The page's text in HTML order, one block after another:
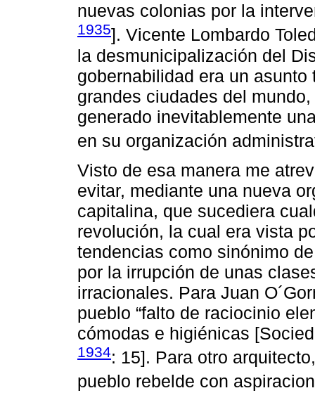
nuevas colonias por la
1935]. Vicente Lombardo
la desmunicipalización del
gobernabilidad era un
grandes ciudades del
generado inevitablemente
en su organización
Visto de esa manera me
evitar, mediante una nueva
capitalina, que sucediera
revolución, la cual era vista
tendencias como sinónimo
por la irrupción de unas
irracionales. Para Juan
pueblo “falto de raciocinio
cómodas e higiénicas
1934: 15]. Para otro
pueblo rebelde con